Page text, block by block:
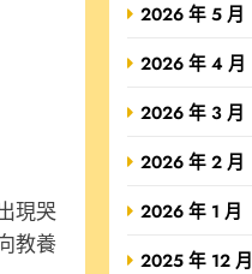
現哭
教養
2026 年 5 月
2026 年 4 月
2026 年 3 月
2026 年 2 月
2026 年 1 月
2025 年 12 月